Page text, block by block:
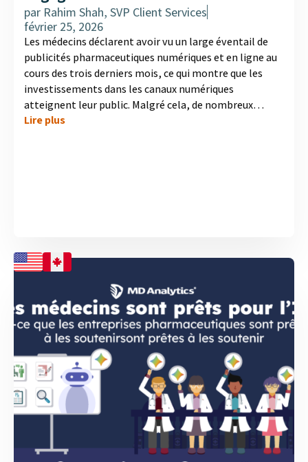
par Rahim Shah, SVP Client Services
février 25, 2026
Les médecins déclarent avoir vu un large éventail de
publicités pharmaceutiques numériques et en ligne au
cours des trois derniers mois, ce qui montre que les
investissements dans les canaux numériques
atteignent leur public. Malgré cela, de nombreux
médecins ne prennent aucune mesure après avoir été
Lire plus